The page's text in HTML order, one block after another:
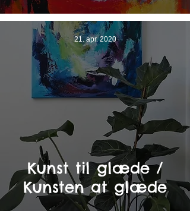
Kunst til glæde /
Kunsten at glæde
21. apr. 2020